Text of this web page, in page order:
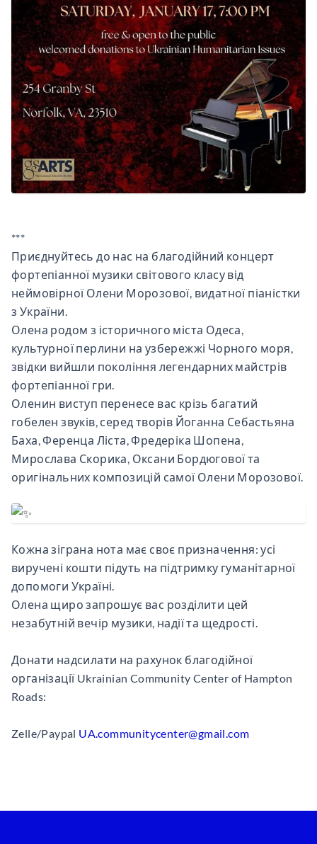
***
Приєднуйтесь до нас на благодійний концерт
фортепіанної музики світового класу від
неймовірної Олени Морозової, видатної піаністки
з України.
Олена родом з історичного міста Одеса,
культурної перлини на узбережжі Чорного моря,
звідки вийшли покоління легендарних майстрів
фортепіанної гри.
Оленин виступ перенесе вас крізь багатий
гобелен звуків, серед творів Йоганна Себастьяна
Баха, Ференца Ліста, Фредеріка Шопена,
Мирослава Скорика, Оксани Бордюгової та
оригінальних композицій самої Олени Морозової.
Кожна зіграна нота має своє призначення: усі
виручені кошти підуть на підтримку гуманітарної
допомоги Україні.
Олена щиро запрошує вас розділити цей
незабутній вечір музики, надії та щедрості.
Донати надсилати на рахунок благодійної
організації Ukrainian Community Center of Hampton
Roads:
Zelle/Paypal UA.communitycenter@gmail.com